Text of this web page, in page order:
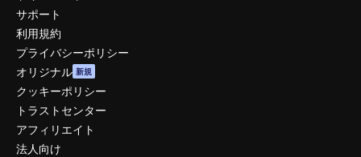
サポート
利用規約
プライバシーポリシー
オリジナル 新規
クッキーポリシー
トラストセンター
アフィリエイト
法人向け